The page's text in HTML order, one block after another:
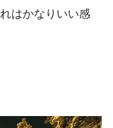
はかなりいい感